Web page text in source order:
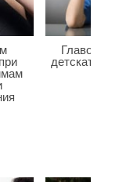
детската